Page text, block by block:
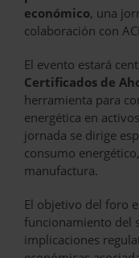
económico, una
colaboración con
El evento estará
Certificados de
herramienta para
energética en
jornada se dirige
consumo
manufactura.
El objetivo del foro
funcionamiento del
implicaciones